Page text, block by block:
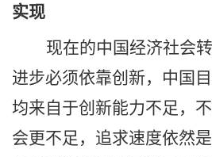
实现
现在的中国经济社会
进步必须依靠创新，中国
均来自于创新能力不足，
会更不足，追求速度依然